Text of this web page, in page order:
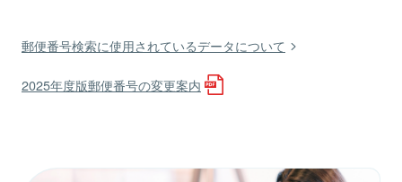
郵便番号検索に使用されているデータについて
2025年度版郵便番号の変更案内